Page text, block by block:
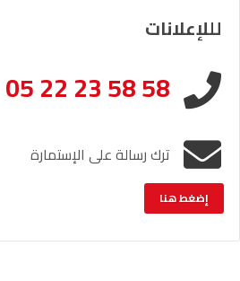
لللإعلانات
05 22 23 58 58
ترك رسالة على الإستمارة
إضغط هنا